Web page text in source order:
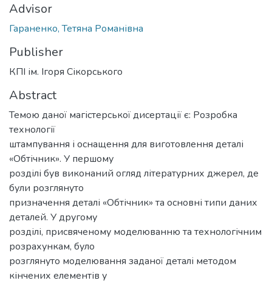
Advisor
Гараненко, Тетяна Романівна
Publisher
КПІ ім. Ігоря Сікорського
Abstract
Темою даної магістерської дисертації є: Розробка
технології
штампування і оснащення для виготовлення деталі
«Обтічник». У першому
розділі був виконаний огляд літературних джерел, де
були розглянуто
призначення деталі «Обтічник» та основні типи даних
деталей. У другому
розділі, присвяченому моделюванню та технологічним
розрахункам, було
розглянуто моделювання заданої деталі методом
кінчених елементів у